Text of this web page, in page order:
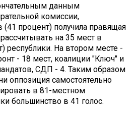
данным
комиссии,
(41 процент) получила правящая
на 35 мест в
республики. На втором месте -
- 18 мест, коалиции "Ключ" и
СДП - 4. Таким образом
оппозиция самостоятельно
в 81-местном
большинство в 41 голос.